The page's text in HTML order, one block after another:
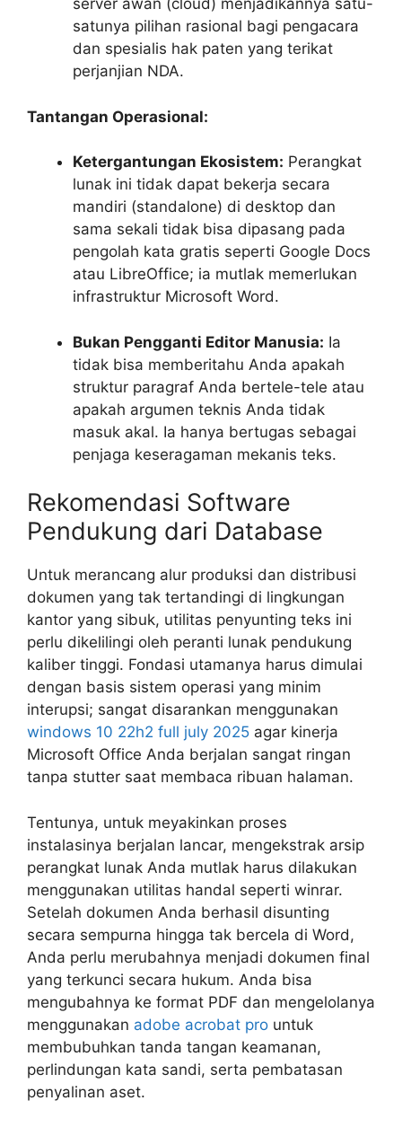
server awan (cloud) menjadikannya satu-
satunya pilihan rasional bagi pengacara
dan spesialis hak paten yang terikat
perjanjian NDA.
Tantangan Operasional:
Ketergantungan Ekosistem: Perangkat
lunak ini tidak dapat bekerja secara
mandiri (standalone) di desktop dan
sama sekali tidak bisa dipasang pada
pengolah kata gratis seperti Google Docs
atau LibreOffice; ia mutlak memerlukan
infrastruktur Microsoft Word.
Bukan Pengganti Editor Manusia: Ia
tidak bisa memberitahu Anda apakah
struktur paragraf Anda bertele-tele atau
apakah argumen teknis Anda tidak
masuk akal. Ia hanya bertugas sebagai
penjaga keseragaman mekanis teks.
Rekomendasi Software
Pendukung dari Database
Untuk merancang alur produksi dan distribusi
dokumen yang tak tertandingi di lingkungan
kantor yang sibuk, utilitas penyunting teks ini
perlu dikelilingi oleh peranti lunak pendukung
kaliber tinggi. Fondasi utamanya harus dimulai
dengan basis sistem operasi yang minim
interupsi; sangat disarankan menggunakan
windows 10 22h2 full july 2025 agar kinerja
Microsoft Office Anda berjalan sangat ringan
tanpa stutter saat membaca ribuan halaman.
Tentunya, untuk meyakinkan proses
instalasinya berjalan lancar, mengekstrak arsip
perangkat lunak Anda mutlak harus dilakukan
menggunakan utilitas handal seperti winrar.
Setelah dokumen Anda berhasil disunting
secara sempurna hingga tak bercela di Word,
Anda perlu merubahnya menjadi dokumen final
yang terkunci secara hukum. Anda bisa
mengubahnya ke format PDF dan mengelolanya
menggunakan adobe acrobat pro untuk
membubuhkan tanda tangan keamanan,
perlindungan kata sandi, serta pembatasan
penyalinan aset.